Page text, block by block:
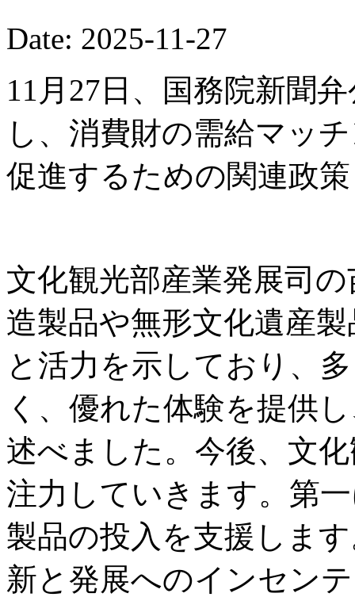
Date: 2025-11-27
11月27日、国務院新聞
し、消費財の需給マッ
促進するための関連政
文化観光部産業発展司
造製品や無形文化遺産
と活力を示しており、
く、優れた体験を提供
述べました。今後、文
注力していきます。第
製品の投入を支援しま
新と発展へのインセン